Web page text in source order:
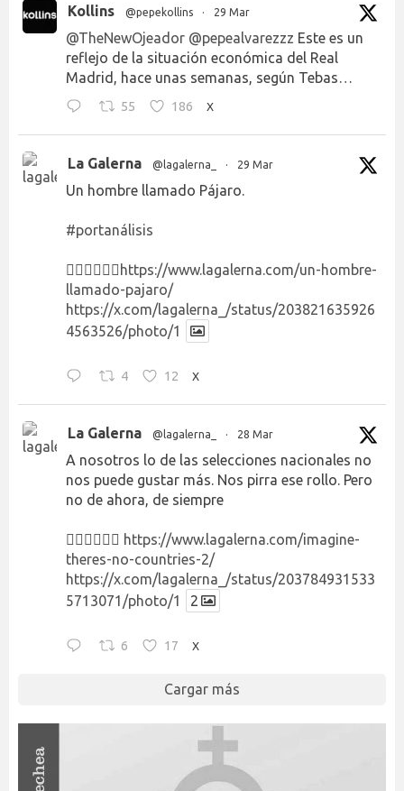
Kollins @pepekollins · 29 Mar
@TheNewOjeador @pepealvarezzz Este es un
reflejo de la situación económica del Real
Madrid, hace unas semanas, según Tebas…
55 186 X
La Galerna @lagalerna_ · 29 Mar
Un hombre llamado Pájaro.
#portanálisis
👉🏻👉🏻👉🏻 https://www.lagalerna.com/un-hombre-
llamado-pajaro/
https://x.com/lagalerna_/status/203821635926
4563526/photo/1
4 12 X
La Galerna @lagalerna_ · 28 Mar
A nosotros lo de las selecciones nacionales no
nos puede gustar más. Nos pirra ese rollo. Pero
no de ahora, de siempre
👉🏻👉🏻👉🏻 https://www.lagalerna.com/imagine-
theres-no-countries-2/
https://x.com/lagalerna_/status/203784931533
5713071/photo/1
2
6 17 X
Cargar más